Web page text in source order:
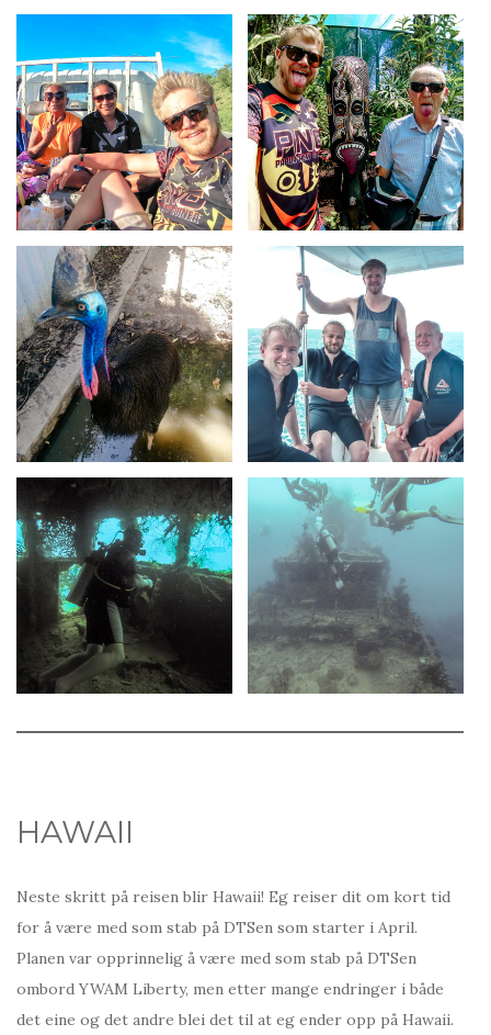
HAWAII
Neste skritt på reisen blir Hawaii! Eg reiser dit om kort tid
for å være med som stab på DTSen som starter i April.
Planen var opprinnelig å være med som stab på DTSen
ombord YWAM Liberty, men etter mange endringer i både
det eine og det andre blei det til at eg ender opp på Hawaii.